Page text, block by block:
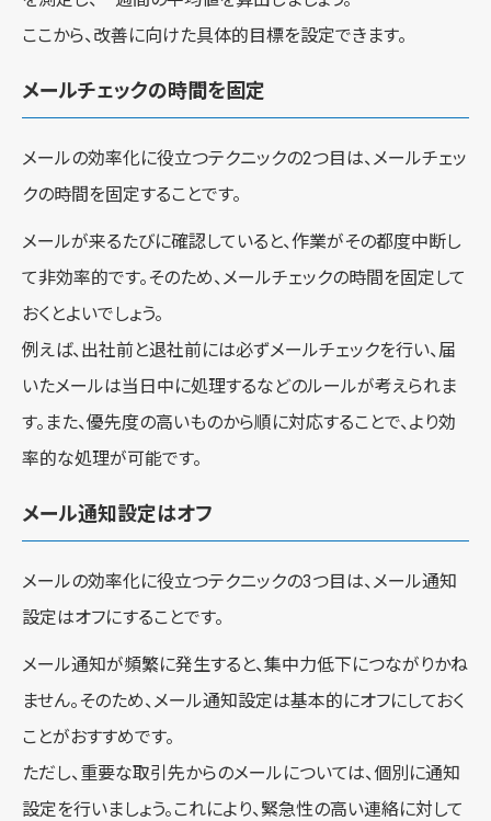
ここから、改善に向けた具体的目標を設定できます。
メールチェックの時間を固定
メールの効率化に役立つテクニックの2つ目は、メールチェッ
クの時間を固定することです。
メールが来るたびに確認していると、作業がその都度中断し
て非効率的です。そのため、メールチェックの時間を固定して
おくとよいでしょう。
例えば、出社前と退社前には必ずメールチェックを行い、届
いたメールは当日中に処理するなどのルールが考えられま
す。また、優先度の高いものから順に対応することで、より効
率的な処理が可能です。
メール通知設定はオフ
メールの効率化に役立つテクニックの3つ目は、メール通知
設定はオフにすることです。
メール通知が頻繁に発生すると、集中力低下につながりかね
ません。そのため、メール通知設定は基本的にオフにしておく
ことがおすすめです。
ただし、重要な取引先からのメールについては、個別に通知
設定を行いましょう。これにより、緊急性の高い連絡に対して